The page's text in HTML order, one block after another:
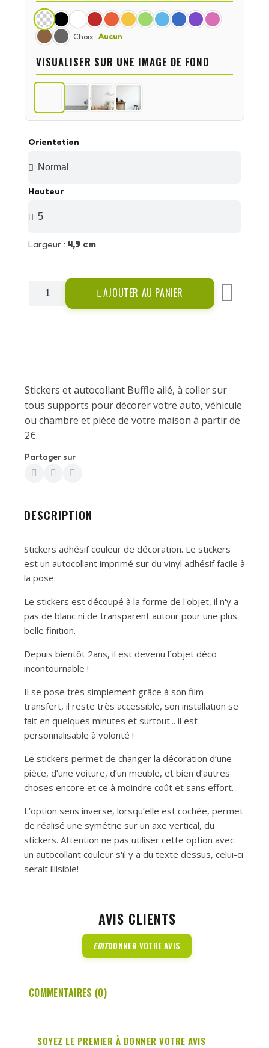
Stickers et autocollant Buffle ailé, à coller sur
tous supports pour décorer votre auto, véhicule
ou chambre et pièce de votre maison à partir de
2€.
Orientation
Hauteur
Largeur : 4,9 cm
AJOUTER AU PANIER
Partager sur
Choix : Aucun
VISUALISER SUR UNE IMAGE DE FOND
DESCRIPTION
Stickers adhésif couleur de décoration. Le stickers
est un autocollant imprimé sur du vinyl adhésif facile à
la pose.
Le stickers est découpé à la forme de l'objet, il n'y a
pas de blanc ni de transparent autour pour une plus
belle finition.
Depuis bientôt 2ans, il est devenu l´objet déco
incontournable !
Il se pose très simplement grâce à son film
transfert, il reste très accessible, son installation se
fait en quelques minutes et surtout... il est
personnalisable à volonté !
Le stickers permet de changer la décoration d’une
pièce, d’une voiture, d’un meuble, et bien d’autres
choses encore et ce à moindre coût et sans effort.
L’option sens inverse, lorsqu’elle est cochée, permet
de réalisé une symétrie sur un axe vertical, du
stickers. Attention ne pas utiliser cette option avec
un autocollant couleur s'il y a du texte dessus, celui-ci
serait illisible!
AVIS CLIENTS
EDITDONNER VOTRE AVIS
COMMENTAIRES (0)
SOYEZ LE PREMIER À DONNER VOTRE AVIS